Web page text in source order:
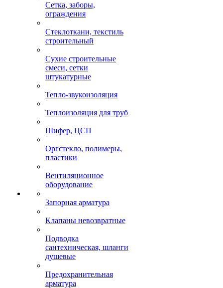
Сетка, заборы,
ограждения
Стеклоткани, текстиль
строительный
Сухие строительные
смеси, сетки
штукатурные
Тепло-звукоизоляция
Теплоизоляция для труб
Шифер, ЦСП
Оргстекло, полимеры,
пластики
Вентиляционное
оборудование
Запорная арматура
Клапаны невозвратные
Подводка
сантехническая, шланги
душевые
Предохранительная
арматура